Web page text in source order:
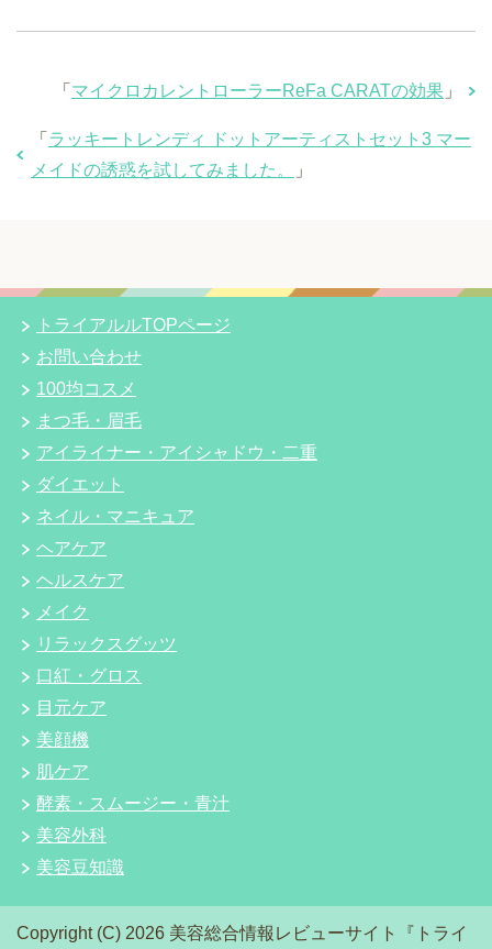
「 マイクロカレントローラーReFa CARATの効果 」
「 ラッキートレンディ ドットアーティストセット3 マー
メイドの誘惑を試してみました。
」
トライアルルTOPページ
お問い合わせ
100均コスメ
まつ毛・眉毛
アイライナー・アイシャドウ・二重
ダイエット
ネイル・マニキュア
ヘアケア
ヘルスケア
メイク
リラックスグッツ
口紅・グロス
目元ケア
美顔機
肌ケア
酵素・スムージー・青汁
美容外科
美容豆知識
Copyright (C) 2026 美容総合情報レビューサイト『トライ